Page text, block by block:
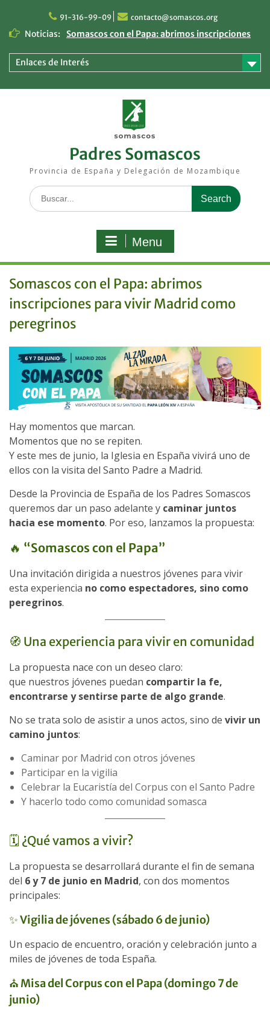
content
91-316-99-09 contacto@somascos.org
Noticias:
Somascos con el Papa: abrimos inscripciones
Respuesta somasca ante las inundaciones en
Mozambique: una ayuda que llega a quienes
Los religiosos somascos de España y
Mozambique viven sus Ejercicios Espirituales
Enlaces de Interés
Padres Somascos
Provincia de España y Delegación de Mozambique
Search
for:
Menu
Somascos con el Papa: abrimos
inscripciones para vivir Madrid como
peregrinos
Hay momentos que marcan.
Momentos que no se repiten.
Y este mes de junio, la Iglesia en España vivirá uno de
ellos con la visita del Santo Padre a Madrid.
Desde la Provincia de España de los Padres Somascos
queremos dar un paso adelante y caminar juntos
hacia ese momento. Por eso, lanzamos la propuesta:
🔥 “Somascos con el Papa”
Una invitación dirigida a nuestros jóvenes para vivir
esta experiencia no como espectadores, sino como
peregrinos.
🧭 Una experiencia para vivir en comunidad
La propuesta nace con un deseo claro:
que nuestros jóvenes puedan compartir la fe,
encontrarse y sentirse parte de algo grande.
No se trata solo de asistir a unos actos, sino de vivir un
camino juntos:
Caminar por Madrid con otros jóvenes
Participar en la vigilia
Celebrar la Eucaristía del Corpus con el Santo Padre
Y hacerlo todo como comunidad somasca
🗓️ ¿Qué vamos a vivir?
La propuesta se desarrollará durante el fin de semana
del 6 y 7 de junio en Madrid, con dos momentos
principales:
✨Vigilia de jóvenes (sábado 6 de junio)
Un espacio de encuentro, oración y celebración junto a
miles de jóvenes de toda España.
⛪Misa del Corpus con el Papa (domingo 7 de
junio)